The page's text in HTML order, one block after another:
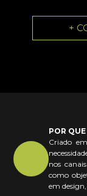
+
POR
Criado
nos
como
em